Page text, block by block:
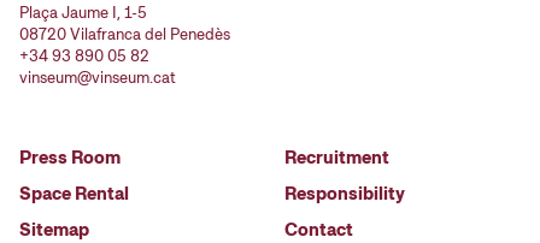
Plaça Jaume I, 1-5
08720 Vilafranca del Penedès
+34 93 890 05 82
vinseum@vinseum.cat
Press Room
Space Rental
Sitemap
Recruitment
Responsibility
Contact